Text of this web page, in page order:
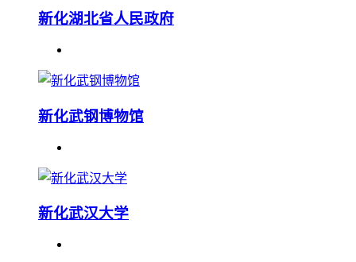
新化湖北省人民政府
新化武钢博物馆
新化武汉大学